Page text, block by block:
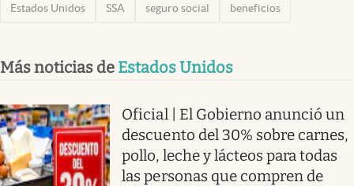
Estados Unidos SSA seguro social beneficios
Más noticias de Estados Unidos
Oficial | El Gobierno anunció un
descuento del 30% sobre carnes,
pollo, leche y lácteos para todas
las personas que compren de